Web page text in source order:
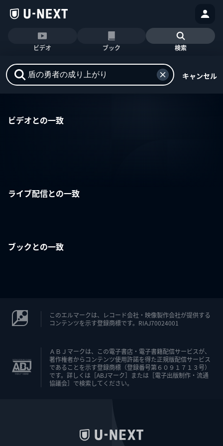
ビデオ ブック 検索
キャンセル
ビデオとの一致
ライブ配信との一致
ブックとの一致
このエルマークは、レコード会社・映像製作会社が提供する
コンテンツを示す登録商標です。RIAJ70024001
ＡＢＪマークは、この電子書店・電子書籍配信サービスが、
著作権者からコンテンツ使用許諾を得た正規版配信サービス
であることを示す登録商標（登録番号第６０９１７１３号）
です。詳しくは［ABJマーク］または［電子出版制作・流通
協議会］で検索してください。